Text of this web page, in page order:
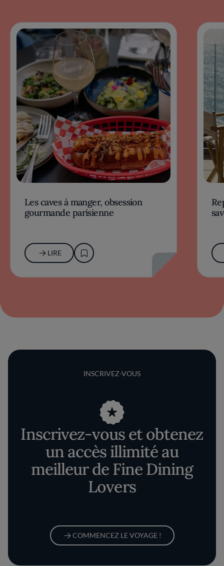
Les caves à manger, obsession
gourmande parisienne
LIRE
INSCRIVEZ-VOUS
Inscrivez-vous et obtenez
un accès illimité au
meilleur de Fine Dining
Lovers
COMMENCEZ LE VOYAGE !